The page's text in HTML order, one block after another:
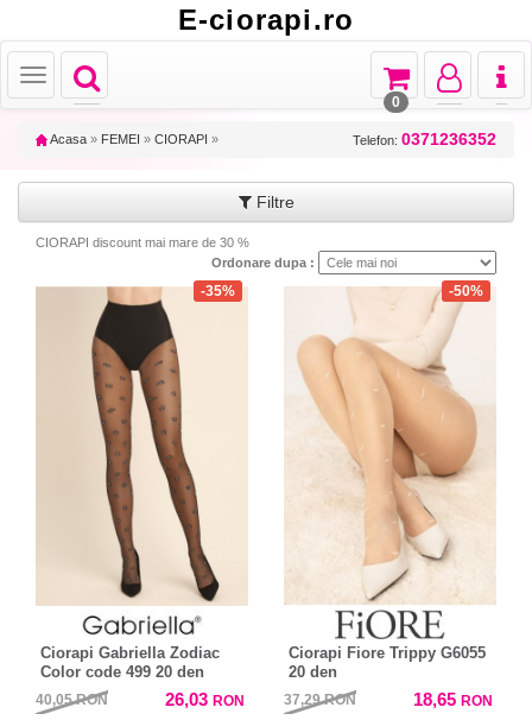
E-ciorapi.ro
Toggle
navigation
Toggle
Toggle
navigation
Toggle
navigation
Toggle
navigation
0
Acasa » FEMEI » CIORAPI » Telefon: 0371236352
Filtre
CIORAPI discount mai mare de 30 %
Ordonare dupa :
-35%
Ciorapi Gabriella Zodiac
Color code 499 20 den
40,05RON 26,03 RON
-50%
Ciorapi Fiore Trippy G6055
20 den
37,29RON 18,65 RON